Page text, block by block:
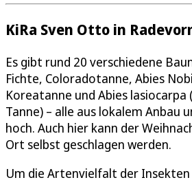
KiRa Sven Otto in
Es gibt rund 20 verschiedene
Fichte, Coloradotanne, Abies
Koreatanne und Abies lasiocarpa
Tanne) – alle aus lokalem Anbau
hoch. Auch hier kann der
Ort selbst geschlagen werden.
Um die Artenvielfalt der